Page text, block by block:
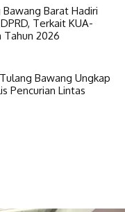
Barat Hadiri
Terkait KUA-
Tahun 2026
Bawang Ungkap
Pencurian Lintas